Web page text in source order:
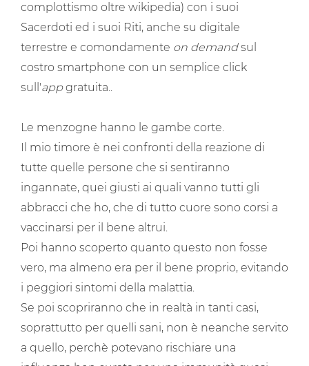
complottismo oltre wikipedia) con i suoi
Sacerdoti ed i suoi Riti, anche su digitale
terrestre e comondamente on demandsul
costro smartphone con un semplice click
sull'appgratuita..
Le menzogne hanno le gambe corte.
Il mio timore è nei confronti della reazione di
tutte quelle persone che si sentiranno
ingannate, quei giusti ai quali vanno tutti gli
abbracci che ho, che di tutto cuore sono corsi a
vaccinarsi per il bene altrui.
Poi hanno scoperto quanto questo non fosse
vero, ma almeno era per il bene proprio, evitando
i peggiori sintomi della malattia.
Se poi scopriranno che in realtà in tanti casi,
soprattutto per quelli sani, non è neanche servito
a quello, perchè potevano rischiare una